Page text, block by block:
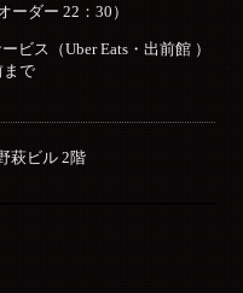
ーダー 22：30）
ビス（Uber Eats・出前館 ）
まで
萩ビル 2階